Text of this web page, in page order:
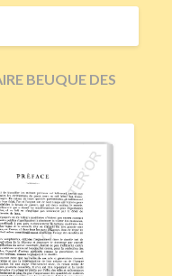
BEUQUE DES